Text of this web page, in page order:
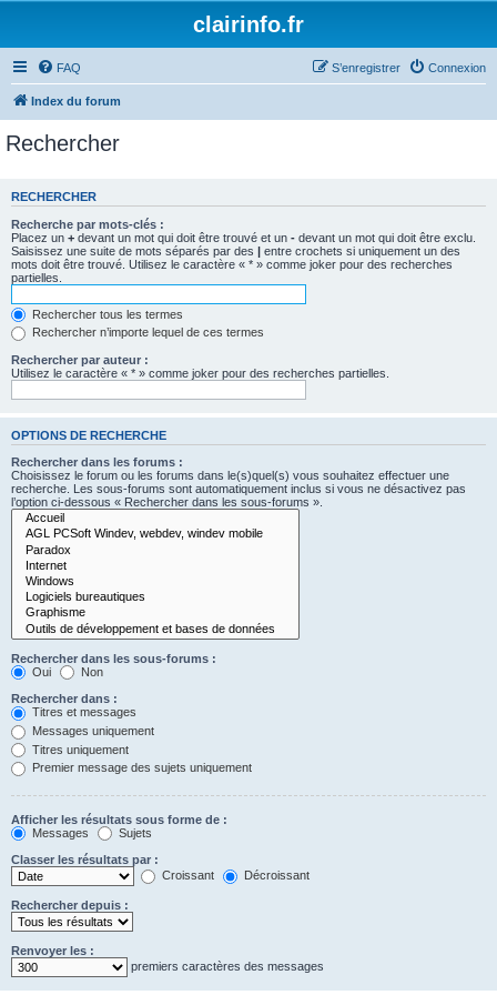
clairinfo.fr
FAQ Connexion
S’enregistrer
Index du forum
Rechercher
RECHERCHER
Recherche par mots-clés :
Placez un + devant un mot qui doit être trouvé et un - devant un mot qui doit être exclu.
Saisissez une suite de mots séparés par des | entre crochets si uniquement un des
mots doit être trouvé. Utilisez le caractère « * » comme joker pour des recherches
partielles.
Rechercher tous les termes
Rechercher n’importe lequel de ces termes
Rechercher par auteur :
Utilisez le caractère « * » comme joker pour des recherches partielles.
OPTIONS DE RECHERCHE
Rechercher dans les forums :
Choisissez le forum ou les forums dans le(s)quel(s) vous souhaitez effectuer une
recherche. Les sous-forums sont automatiquement inclus si vous ne désactivez pas
l’option ci-dessous « Rechercher dans les sous-forums ».
Rechercher dans les sous-forums :
Oui
Non
Rechercher dans :
Titres et messages
Messages uniquement
Titres uniquement
Premier message des sujets uniquement
Afficher les résultats sous forme de :
Messages
Sujets
Classer les résultats par :
Croissant
Décroissant
Rechercher depuis :
Renvoyer les :
premiers caractères des messages